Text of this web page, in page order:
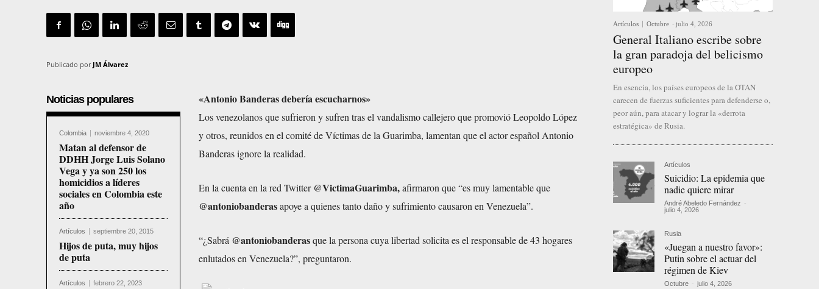
Publicado por JM Álvarez
Noticias populares
Colombia noviembre 4, 2020
Matan al defensor de
DDHH Jorge Luis Solano
Vega y ya son 250 los
homicidios a líderes
sociales en Colombia este
año
Artículos septiembre 20, 2015
Hijos de puta, muy hijos
de puta
Artículos febrero 22, 2023
«Antonio Banderas debería escucharnos»
Los venezolanos que sufrieron y sufren tras el vandalismo callejero que promovió Leopoldo López
y otros, reunidos en el comité de Víctimas de la Guarimba, lamentan que el actor español Antonio
Banderas ignore la realidad.
En la cuenta en la red Twitter@VictimaGuarimba,afirmaron que “es muy lamentable que
@antoniobanderasapoye a quienes tanto daño y sufrimiento causaron en Venezuela”.
“¿Sabrá @antoniobanderasque la persona cuya libertad solicita es el responsable de 43 hogares
enlutados en Venezuela?”, preguntaron.
Artículos Octubre - julio 4, 2026
General Italiano escribe sobre
la gran paradoja del belicismo
europeo
En esencia, los países europeos de la OTAN
carecen de fuerzas suficientes para defenderse o,
peor aún, para atacar y lograr la «derrota
estratégica» de Rusia.
Artículos
Suicidio: La epidemia que
nadie quiere mirar
André Abeledo Fernández -
julio 4, 2026
Rusia
«Juegan a nuestro favor»:
Putin sobre el actuar del
régimen de Kiev
Octubre - julio 4, 2026